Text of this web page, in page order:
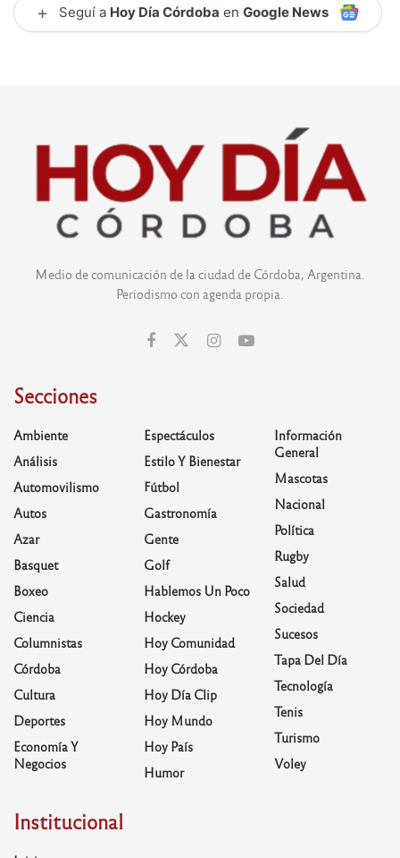
+ Seguí a Hoy Día Córdoba en Google News
Medio de comunicación de la ciudad de Córdoba, Argentina.
Periodismo con agenda propia.
Secciones
Ambiente
Análisis
Automovilismo
Autos
Azar
Basquet
Boxeo
Ciencia
Columnistas
Córdoba
Cultura
Deportes
Economía Y
Negocios
Espectáculos
Estilo Y Bienestar
Fútbol
Gastronomía
Gente
Golf
Hablemos Un Poco
Hockey
Hoy Comunidad
Hoy Córdoba
Hoy Día Clip
Hoy Mundo
Hoy País
Humor
Información
General
Mascotas
Nacional
Política
Rugby
Salud
Sociedad
Sucesos
Tapa Del Día
Tecnología
Tenis
Turismo
Voley
Institucional